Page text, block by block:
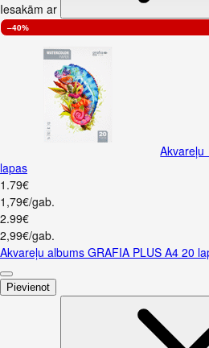
Iesakām ar
–40%
lapas
1 .79€
1,79€/gab.
2.99€
2,99€/gab.
Akvareļu albums GRAFIA PLUS A4 20
Pievienot